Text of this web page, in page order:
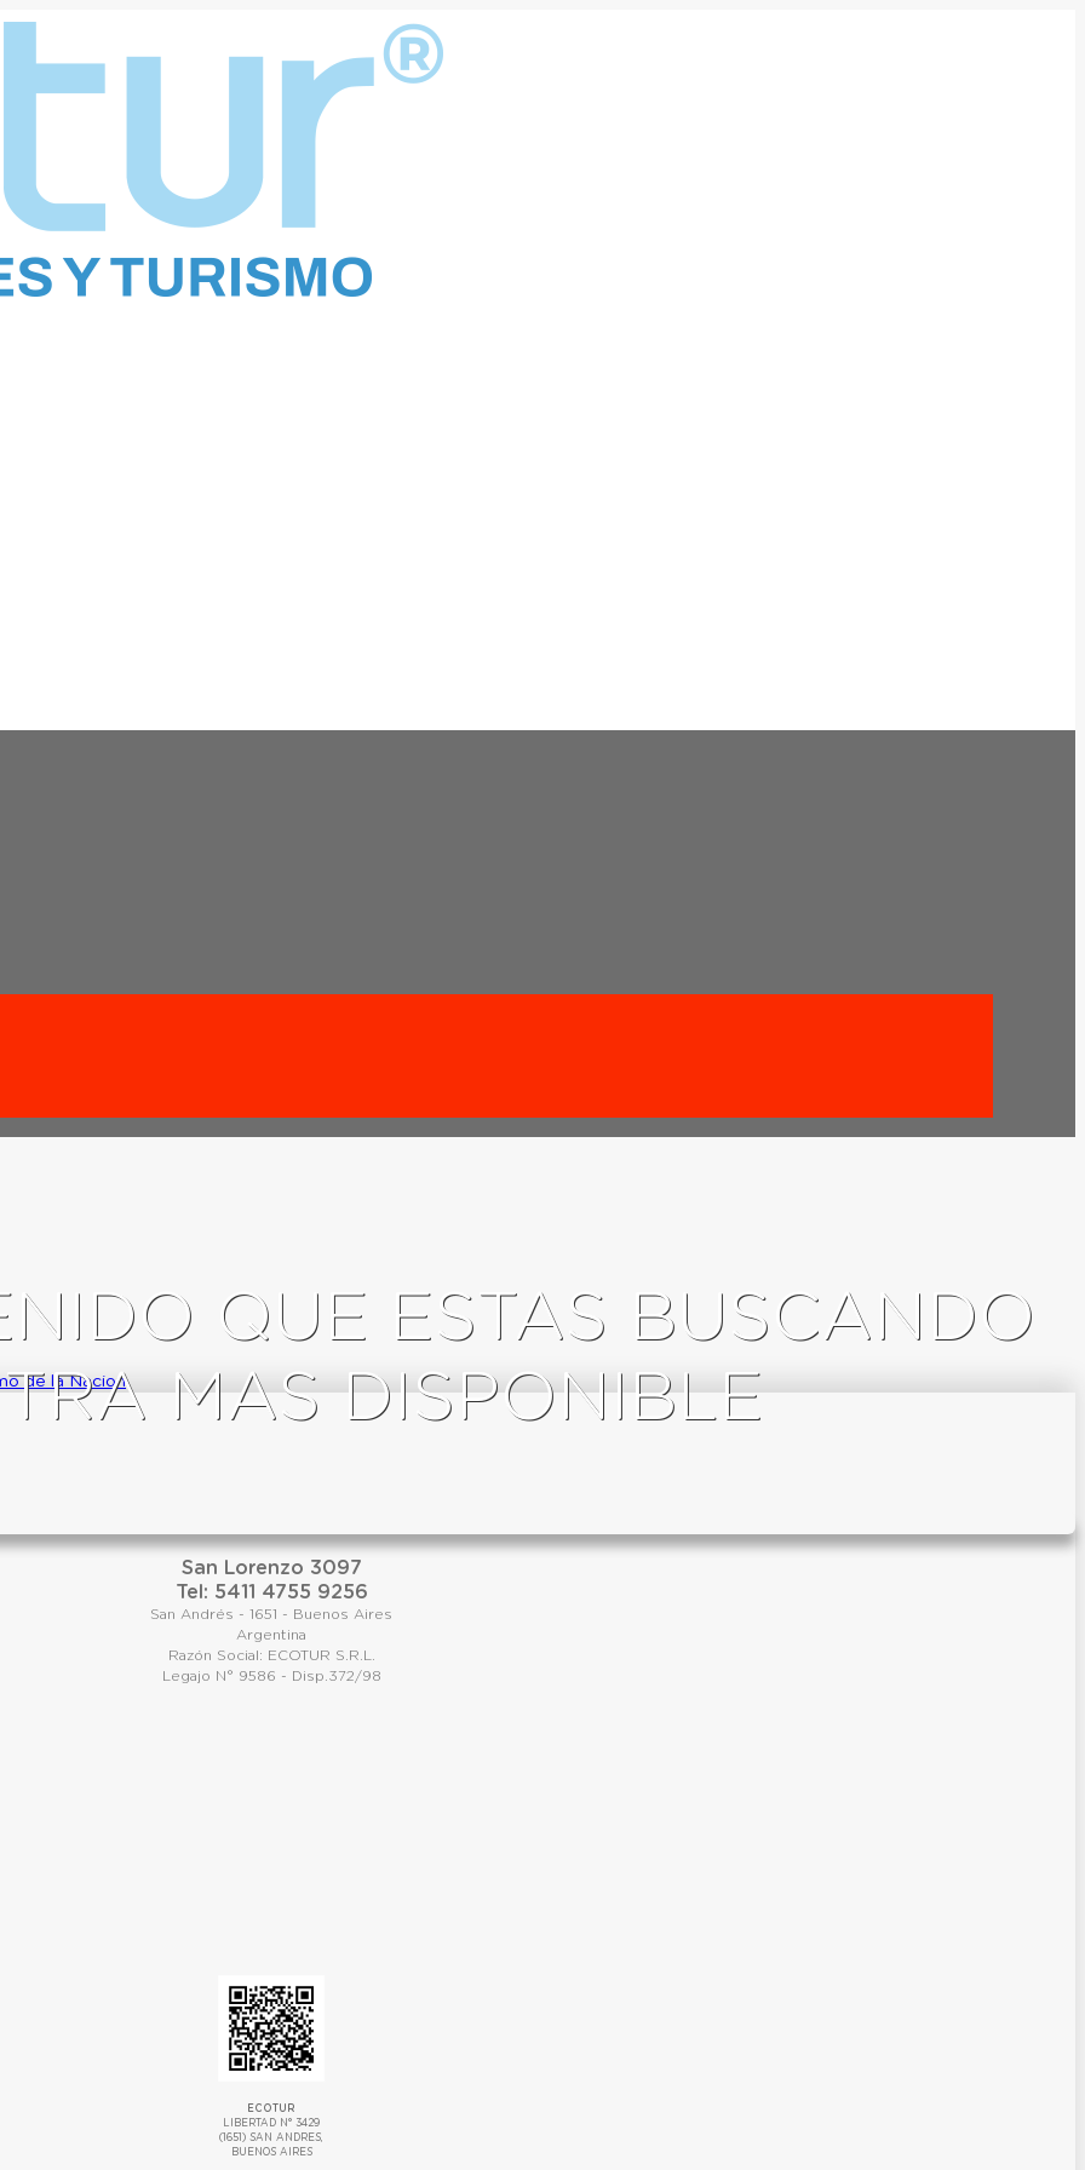
QUE ESTAS BUSCANDO
MAS DISPONIBLE
de la Nacion
San Lorenzo 3097
Tel: 5411 4755 9256
San Andrés - 1651 - Buenos Aires
Argentina
Razón Social: ECOTUR S.R.L.
Legajo N° 9586 - Disp.372/98
ECOTUR
LIBERTAD N° 3429
(1651) SAN ANDRES,
BUENOS AIRES